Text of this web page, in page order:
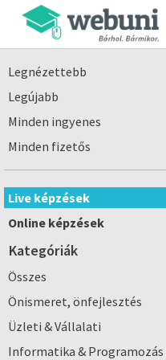
Legnézettebb
Legújabb
Minden ingyenes
Minden fizetős
Live képzések
Online képzések
Kategóriák
Összes
Önismeret, önfejlesztés
Üzleti & Vállalati
Informatika & Programozás